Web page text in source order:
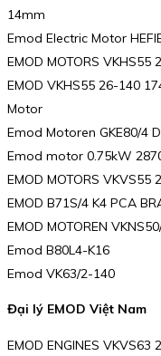
14mm
Emod Electric Motor
EMOD MOTORS VKHS55
EMOD VKHS55 26-140
Motor
Emod Motoren GKE80/4
Emod motor 0.75kW
EMOD MOTORS
EMOD B71S/4 K4 PCA
EMOD MOTOREN
Emod B80L4-K16
Emod VK63/2-140
Đại lý EMOD Việt Nam
EMOD ENGINES